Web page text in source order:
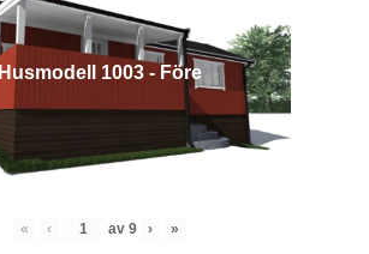
Husmodell 1003 - Före
« ‹ av 9 › »